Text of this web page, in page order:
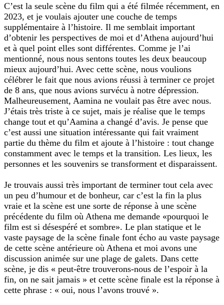
C’est la seule scène du film qui a été filmée récemment, en
2023, et je voulais ajouter une couche de temps
supplémentaire à l’histoire. Il me semblait important
d’obtenir les perspectives de moi et d’Athena aujourd’hui
et à quel point elles sont différentes. Comme je l’ai
mentionné, nous nous sentons toutes les deux beaucoup
mieux aujourd’hui. Avec cette scène, nous voulions
célébrer le fait que nous avions réussi à terminer ce projet
de 8 ans, que nous avions survécu à notre dépression.
Malheureusement, Aamina ne voulait pas être avec nous.
J’étais très triste à ce sujet, mais je réalise que le temps
change tout et qu’Aamina a changé d’avis. Je pense que
c’est aussi une situation intéressante qui fait vraiment
partie du thème du film et ajoute à l’histoire : tout change
constamment avec le temps et la transition. Les lieux, les
personnes et les souvenirs se transforment et disparaissent.
Je trouvais aussi très important de terminer tout cela avec
un peu d’humour et de bonheur, car c’est la fin la plus
vraie et la scène est une sorte de réponse à une scène
précédente du film où Athena me demande «pourquoi le
film est si désespéré et sombre». Le plan statique et le
vaste paysage de la scène finale font écho au vaste paysage
de cette scène antérieure où Athena et moi avons une
discussion animée sur une plage de galets. Dans cette
scène, je dis « peut-être trouverons-nous de l’espoir à la
fin, on ne sait jamais » et cette scène finale est la réponse à
cette phrase : « oui, nous l’avons trouvé ».